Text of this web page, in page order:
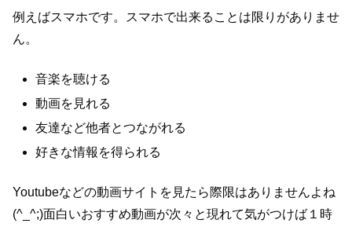
例えばスマホです。スマホで出来ることは限りがありませ
ん。
音楽を聴ける
動画を見れる
友達など他者とつながれる
好きな情報を得られる
Youtubeなどの動画サイトを見たら際限はありませんよね
(^_^;)面白いおすすめ動画が次々と現れて気がつけば１時